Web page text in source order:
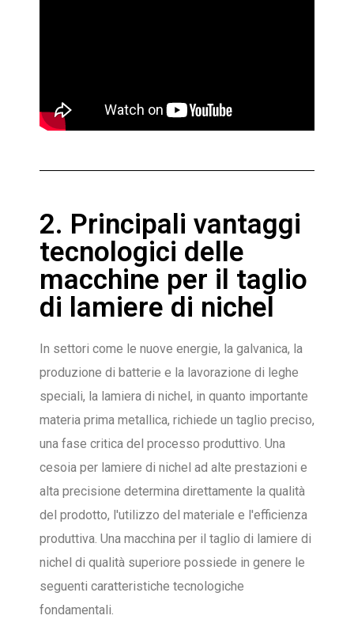
2. Principali vantaggi
tecnologici delle
macchine per il taglio
di lamiere di nichel
In settori come le nuove energie, la galvanica, la
produzione di batterie e la lavorazione di leghe
speciali, la lamiera di nichel, in quanto importante
materia prima metallica, richiede un taglio preciso,
una fase critica del processo produttivo. Una
cesoia per lamiere di nichel ad alte prestazioni e
alta precisione determina direttamente la qualità
del prodotto, l'utilizzo del materiale e l'efficienza
produttiva. Una macchina per il taglio di lamiere di
nichel di qualità superiore possiede in genere le
seguenti caratteristiche tecnologiche
fondamentali.